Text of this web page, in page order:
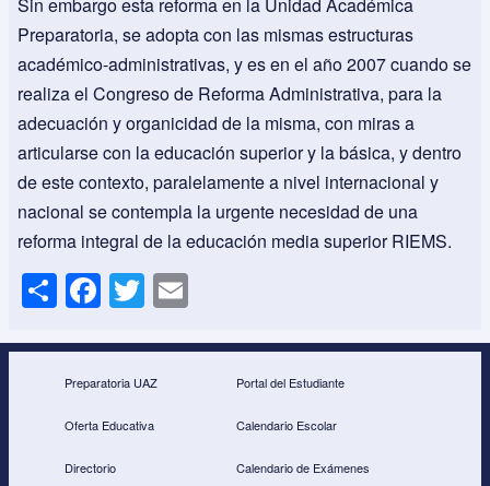
Sin embargo esta reforma en la Unidad Académica
Preparatoria, se adopta con las mismas estructuras
académico-administrativas, y es en el año 2007 cuando se
realiza el Congreso de Reforma Administrativa, para la
adecuación y organicidad de la misma, con miras a
articularse con la educación superior y la básica, y dentro
de este contexto, paralelamente a nivel internacional y
nacional se contempla la urgente necesidad de una
reforma integral de la educación media superior RIEMS.
S
h
ar
e
F
a
c
e
b
o
T
wi
tt
er
ail
Preparatoria UAZ
Oferta Educativa
Directorio
Portal del Estudiante
Calendario Escolar
Calendario de Exámenes